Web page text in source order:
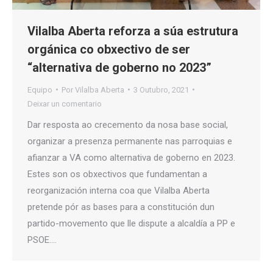
Vilalba Aberta reforza a súa estrutura
orgánica co obxectivo de ser
“alternativa de goberno no 2023”
Equipo Por Vilalba Aberta
3 Outubro, 2021
Deixar un comentario
Dar resposta ao crecemento da nosa base social,
organizar a presenza permanente nas parroquias e
afianzar a VA como alternativa de goberno en 2023.
Estes son os obxectivos que fundamentan a
reorganización interna coa que Vilalba Aberta
pretende pór as bases para a constitución dun
partido-movemento que lle dispute a alcaldía a PP e
PSOE.…